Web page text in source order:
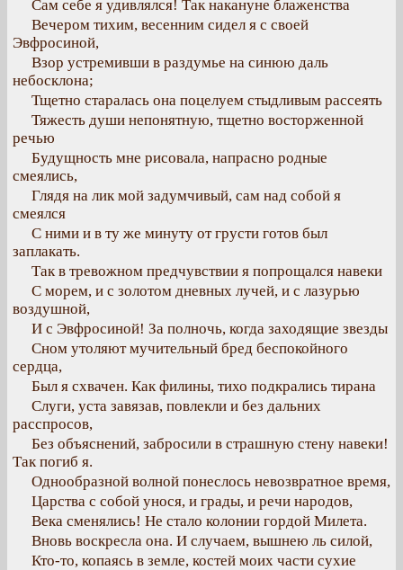
Сам себе я удивлялся! Так накануне блаженства
Вечером тихим, весенним сидел я с своей
Эвфросиной,
Взор устремивши в раздумье на синюю даль
небосклона;
Тщетно старалась она поцелуем стыдливым рассеять
Тяжесть души непонятную, тщетно восторженной
речью
Будущность мне рисовала, напрасно родные
смеялись,
Глядя на лик мой задумчивый, сам над собой я
смеялся
С ними и в ту же минуту от грусти готов был
заплакать.
Так в тревожном предчувствии я попрощался навеки
С морем, и с золотом дневных лучей, и с лазурью
воздушной,
И с Эвфросиной! За полночь, когда заходящие звезды
Сном утоляют мучительный бред беспокойного
сердца,
Был я схвачен. Как филины, тихо подкрались тирана
Слуги, уста завязав, повлекли и без дальних
расспросов,
Без объяснений, забросили в страшную стену навеки!
Так погиб я.
Однообразной волной понеслось невозвратное время,
Царства с собой унося, и грады, и речи народов,
Века сменялись! Не стало колонии гордой Милета.
Вновь воскресла она. И случаем, вышнею ль силой,
Кто-то, копаясь в земле, костей моих части сухие